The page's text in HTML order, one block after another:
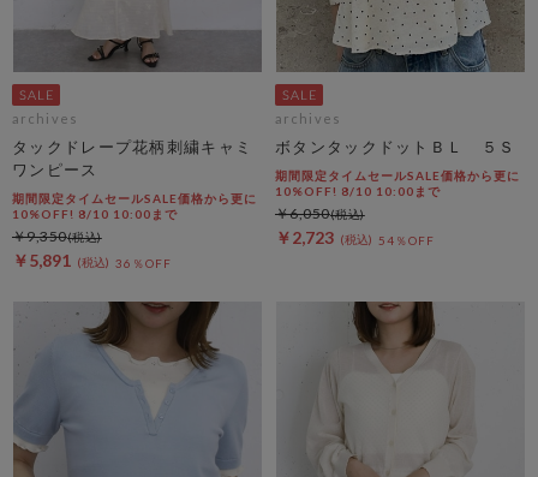
archives
タックドレープ花柄刺繍キャミ
ワンピース
期間限定タイムセールSALE価格から更に
10%OFF! 8/10 10:00まで
￥5,891 36％OFF
￥9,350
archives
ボタンタックドットＢＬ ５Ｓ
期間限定タイムセールSALE価格から更に
10%OFF! 8/10 10:00まで
￥2,723 54％OFF
￥6,050